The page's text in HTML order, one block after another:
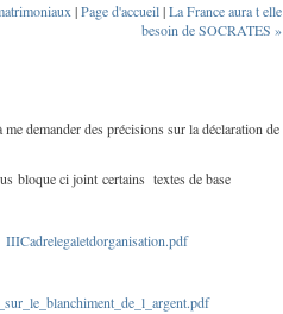
|Page d'accueil|La France aura t elle
besoin de SOCRATES »
demander des précisions sur la déclaration de
bloque ci joint certains textes de base
IIICadrelegaletdorganisation.pdf